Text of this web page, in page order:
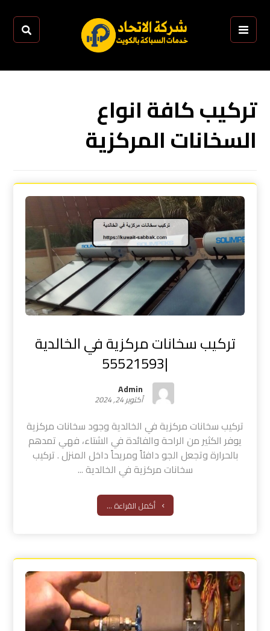
تركيب كافة انواع
السخانات المركزية
تركيب سخانات مركزية في الخالدية
|55521593
Admin
أكتوبر 24, 2024
تركيب سخانات مركزية في الخالدية وجود سخانات مركزية
يوفر الكثير من الراحة والفائدة في الشتاء، فهي تمدهم
بالحرارة وتجعل الجو دافئاً ومريحاً داخل المنزل . تركيب
سخانات مركزية في الخالدية ...
أكمل القراءة ...